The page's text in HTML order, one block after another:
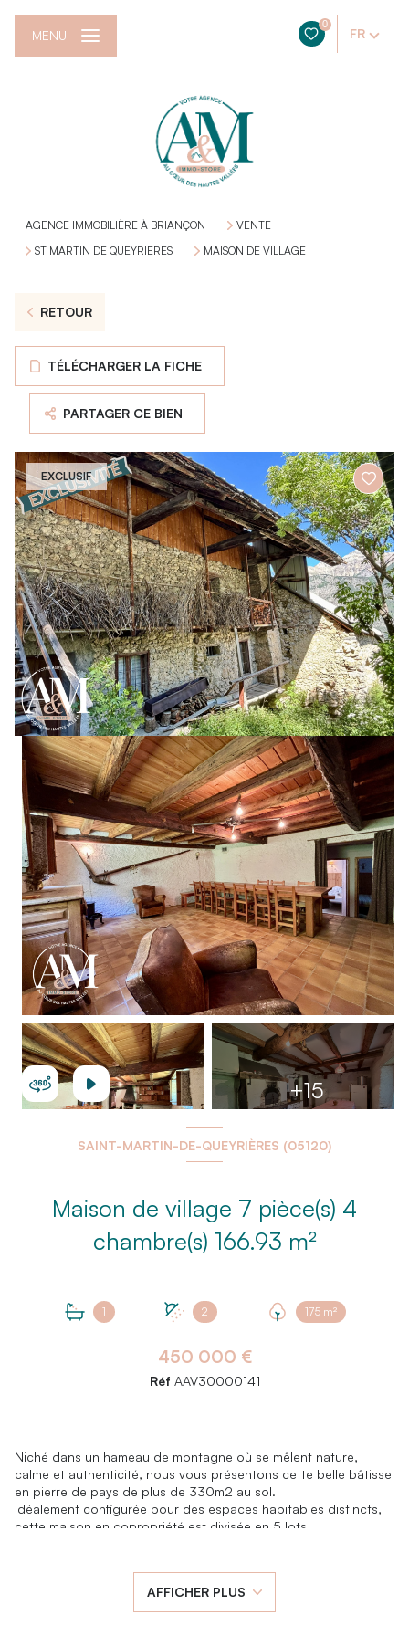
0
FR
MENU
AGENCE IMMOBILIÈRE À BRIANÇON
VENTE
ST MARTIN DE QUEYRIERES
MAISON DE VILLAGE
RETOUR
TÉLÉCHARGER LA FICHE
PARTAGER CE BIEN
EXCLUSIF
+15
SAINT-MARTIN-DE-QUEYRIÈRES (05120)
Maison de village 7 pièce(s) 4
chambre(s) 166.93 m²
1 2 175 m²
450 000 €
Réf AAV30000141
Niché dans un hameau de montagne où se mêlent nature,
calme et authenticité, nous vous présentons cette belle bâtisse
en pierre de pays de plus de 330m2 au sol.
Idéalement configurée pour des espaces habitables distincts,
cette maison en copropriété est divisée en 5 lots.
authentique. L'entrée se fait par la cuisine qui conduit à la
spacieuse pièce à vivre qui vous séduira par son caractère
grâce à sa cheminée qui orne la pièce. Deux chambres, une
AFFICHER PLUS